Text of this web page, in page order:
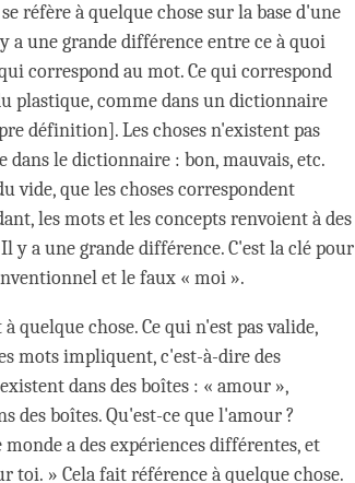
réfère à quelque chose sur la base d'une
a une grande différence entre ce à quoi
correspond au mot. Ce qui correspond
plastique, comme dans un dictionnaire
définition]. Les choses n'existent pas
dans le dictionnaire : bon, mauvais, etc.
vide, que les choses correspondent
les mots et les concepts renvoient à des
y a une grande différence. C'est la clé pour
et le faux « moi ».
quelque chose. Ce qui n'est pas valide,
mots impliquent, c'est-à-dire des
dans des boîtes : « amour »,
des boîtes. Qu'est-ce que l'amour ?
a des expériences différentes, et
toi. » Cela fait référence à quelque chose.